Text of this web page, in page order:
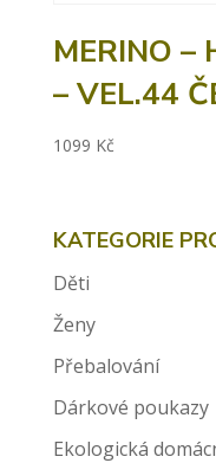
MERINO –
– VEL.44
1099 Kč
KATEGORIE
Děti
Ženy
Přebalování
Dárkové poukazy
Ekologická